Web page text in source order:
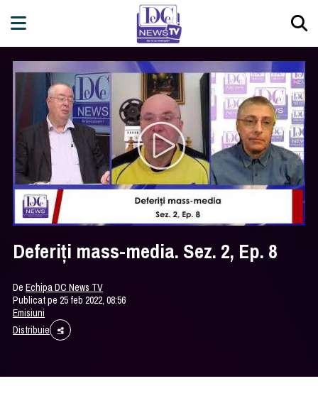
Deferiți mass-media. Sez. 2, Ep. 8
DeEchipa DC News TV
Publicat pe 25 feb 2022, 08:56
Emisiuni
Distribuie